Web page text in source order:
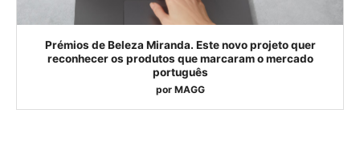
Prémios de Beleza Miranda. Este novo projeto quer
reconhecer os produtos que marcaram o mercado
português
por MAGG